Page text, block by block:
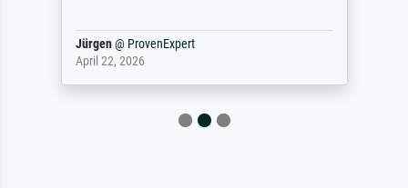
Jürgen@ ProvenExpert
April 22, 2026